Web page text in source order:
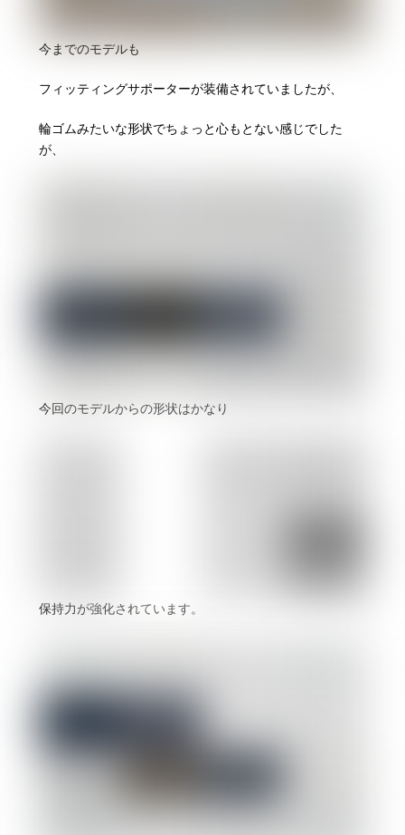
今までのモデルも
フィッティングサポーターが装備されていましたが、
輪ゴムみたいな形状でちょっと心もとない感じでした
が、
今回のモデルからの形状はかなり
保持力が強化されています。